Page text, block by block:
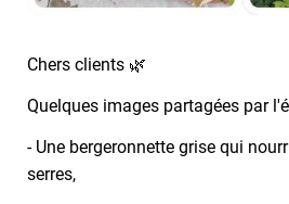
Chers clients 🌿
Quelques images partagées par
- Une bergeronnette grise qui
serres,